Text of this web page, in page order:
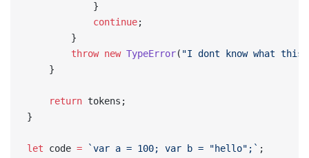
            }
            continue
;
        }
        throw
new TypeError( "I dont know what
    }
    return
tokens;
}
let code = `var a = 100; var b = "hello";` ;